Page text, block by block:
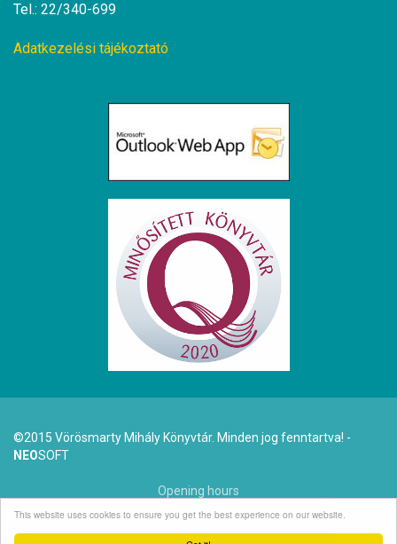
This website uses cookies to ensure you get the best experience on our website.
Tel.: 22/340-699
Adatkezelési tájékoztató
©2015 Vörösmarty Mihály Könyvtár. Minden jog fenntartva! -
NEOSOFT
Opening hours